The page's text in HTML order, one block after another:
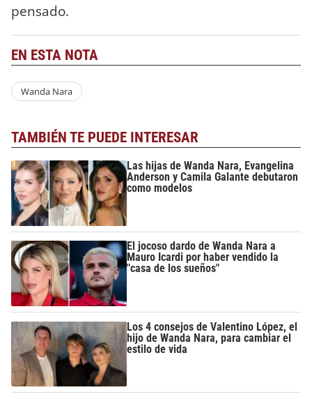
pensado.
EN ESTA NOTA
Wanda Nara
TAMBIÉN TE PUEDE INTERESAR
Las hijas de Wanda Nara, Evangelina
Anderson y Camila Galante debutaron
como modelos
El jocoso dardo de Wanda Nara a
Mauro Icardi por haber vendido la
"casa de los sueños"
Los 4 consejos de Valentino López, el
hijo de Wanda Nara, para cambiar el
estilo de vida